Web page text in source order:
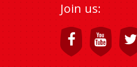
Join us: